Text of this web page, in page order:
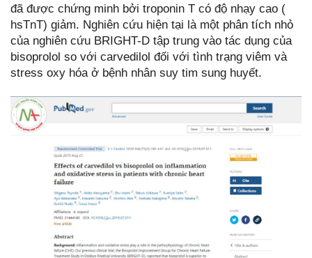
đã được chứng minh bởi troponin T có độ nhạy cao (
hsTnT) giảm. Nghiên cứu hiện tại là một phân tích nhỏ
của nghiên cứu BRIGHT-D tập trung vào tác dụng của
bisoprolol so với carvedilol đối với tình trạng viêm và
stress oxy hóa ở bệnh nhân suy tim sung huyết.